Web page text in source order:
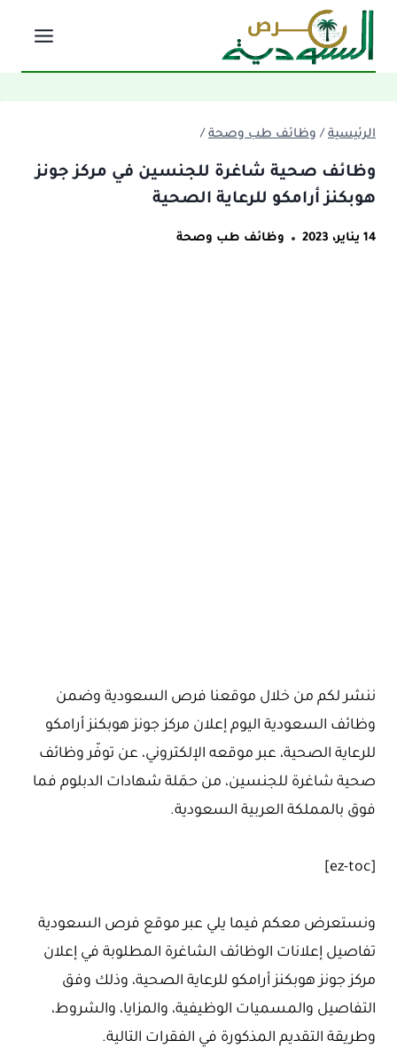
التجاوز
المحتوى
الرئيسية / وظائف طب وصحة /
وظائف صحية شاغرة للجنسين في مركز جونز
هوبكنز أرامكو للرعاية الصحية
14 يناير، 2023 وظائف طب وصحة
ننشر لكم من خلال موقعنا فرص السعودية وضمن
وظائف السعودية اليوم إعلان مركز جونز هوبكنز أرامكو
للرعاية الصحية، عبر موقعه الإلكتروني، عن توفّر وظائف
صحية شاغرة للجنسين، من حمَلة شهادات الدبلوم فما
فوق بالمملكة العربية السعودية.
[ez-toc]
ونستعرض معكم فيما يلي عبر موقع فرص السعودية
تفاصيل إعلانات الوظائف الشاغرة المطلوبة في إعلان
مركز جونز هوبكنز أرامكو للرعاية الصحية، وذلك وفق
التفاصيل والمسميات الوظيفية، والمزايا، والشروط،
وطريقة التقديم المذكورة في الفقرات التالية.